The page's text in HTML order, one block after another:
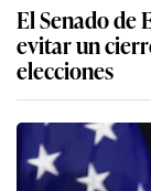
El Senado de
evitar un
elecciones